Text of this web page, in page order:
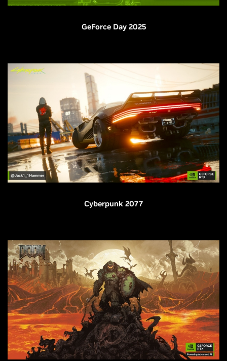
GeForce Day 2025
Cyberpunk 2077